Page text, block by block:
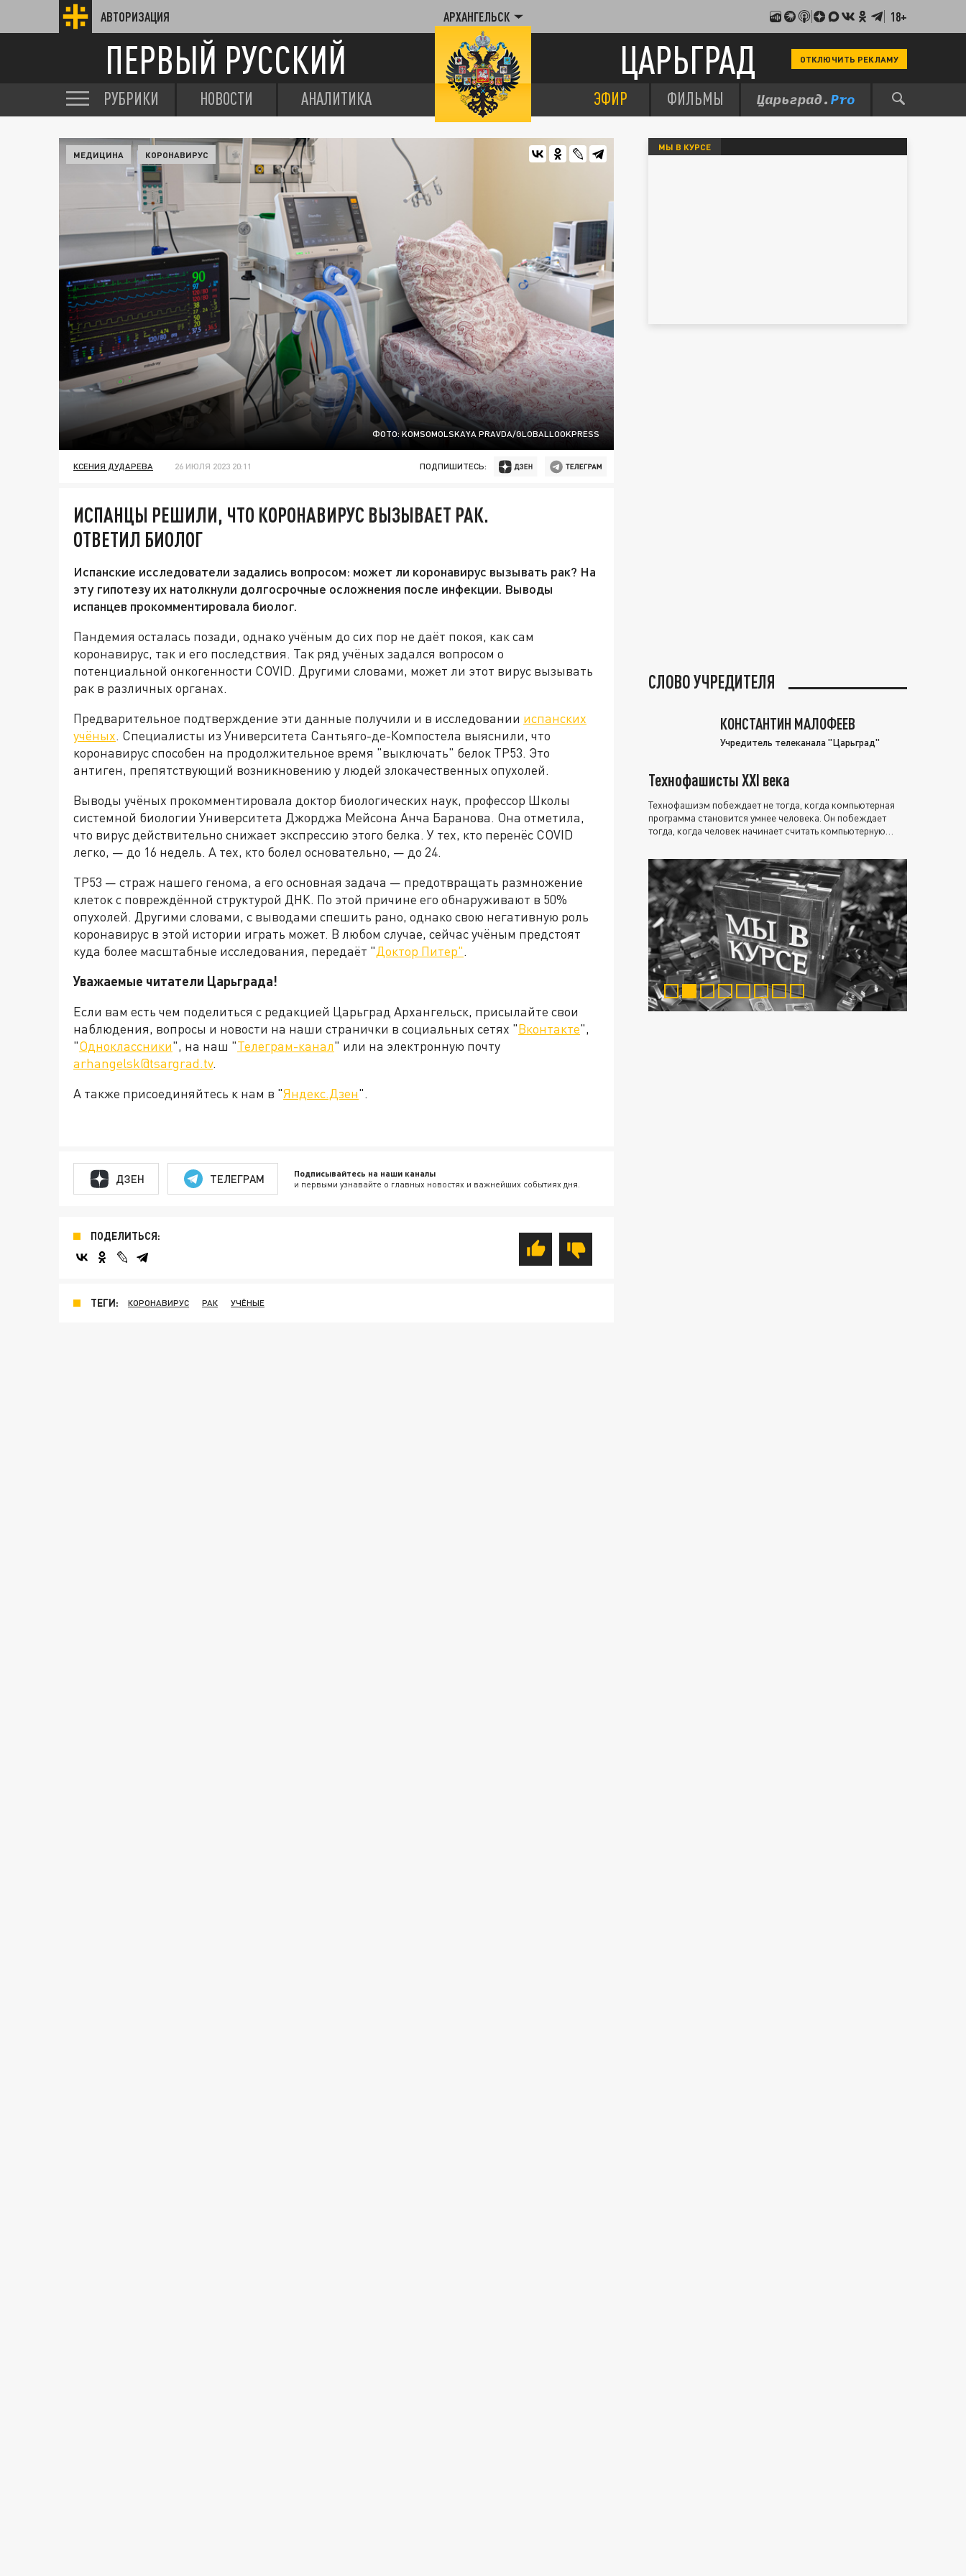
АВТОРИЗАЦИЯ АРХАНГЕЛЬСК 18+
ПЕРВЫЙ РУССКИЙ ЦАРЬГРАД ОТКЛЮЧИТЬ РЕКЛАМУ
РУБРИКИ НОВОСТИ АНАЛИТИКА ЭФИР ФИЛЬМЫ
ФОТО: KOMSOMOLSKAYA PRAVDA/GLOBALLOOKPRESS
МЕДИЦИНА КОРОНАВИРУС
КСЕНИЯ ДУДАРЕВА 26 ИЮЛЯ 2023 20:11 ПОДПИШИТЕСЬ:
ИСПАНЦЫ РЕШИЛИ, ЧТО КОРОНАВИРУС ВЫЗЫВАЕТ РАК.
ОТВЕТИЛ БИОЛОГ
Испанские исследователи задались вопросом: может ли коронавирус вызывать рак? На
эту гипотезу их натолкнули долгосрочные осложнения после инфекции. Выводы
испанцев прокомментировала биолог.
Пандемия осталась позади, однако учёным до сих пор не даёт покоя, как сам
коронавирус, так и его последствия. Так ряд учёных задался вопросом о
потенциальной онкогенности COVID. Другими словами, может ли этот вирус вызывать
рак в различных органах.
Предварительное подтверждение эти данные получили и в исследовании испанских
учёных. Специалисты из Университета Сантьяго-де-Компостела выяснили, что
коронавирус способен на продолжительное время "выключать" белок ТР53. Это
антиген, препятствующий возникновению у людей злокачественных опухолей.
Выводы учёных прокомментировала доктор биологических наук, профессор Школы
системной биологии Университета Джорджа Мейсона Анча Баранова. Она отметила,
что вирус действительно снижает экспрессию этого белка. У тех, кто перенёс COVID
легко, — до 16 недель. А тех, кто болел основательно, — до 24.
ТР53 — страж нашего генома, а его основная задача — предотвращать размножение
клеток с повреждённой структурой ДНК. По этой причине его обнаруживают в 50%
опухолей. Другими словами, с выводами спешить рано, однако свою негативную роль
коронавирус в этой истории играть может. В любом случае, сейчас учёным предстоят
куда более масштабные исследования, передаёт "Доктор Питер".
Уважаемые читатели Царьграда!
Если вам есть чем поделиться с редакцией Царьград Архангельск, присылайте свои
наблюдения, вопросы и новости на наши странички в социальных сетях "Вконтакте",
"Одноклассники", на наш "Телеграм-канал" или на электронную почту
arhangelsk@tsargrad.tv.
А также присоединяйтесь к нам в "Яндекс.Дзен".
ДЗЕН ТЕЛЕГРАМ Подписывайтесь на наши каналы
и первыми узнавайте о главных новостях и важнейших событиях дня.
ПОДЕЛИТЬСЯ:
ТЕГИ: КОРОНАВИРУС РАК УЧЁНЫЕ
МЫ В КУРСЕ
СЛОВО УЧРЕДИТЕЛЯ
КОНСТАНТИН МАЛОФЕЕВ
Учредитель телеканала "Царьград"
Технофашисты XXI века
Технофашизм побеждает не тогда, когда компьютерная
программа становится умнее человека. Он побеждает
тогда, когда человек начинает считать компьютерную